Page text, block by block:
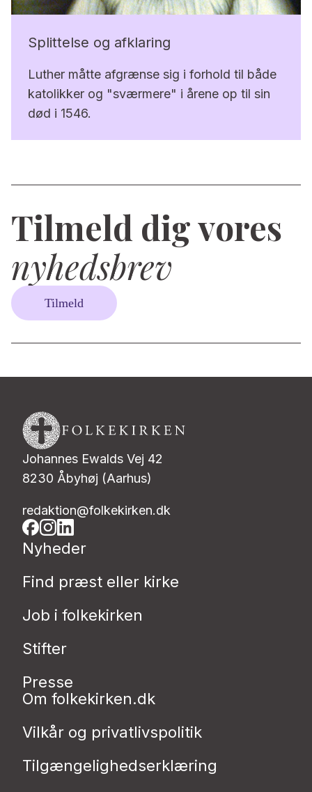
Splittelse og afklaring
Luther måtte afgrænse sig i forhold til både
katolikker og "sværmere" i årene op til sin
død i 1546.
Tilmeld dig vores
nyhedsbrev
Tilmeld
Johannes Ewalds Vej 42
8230 Åbyhøj (Aarhus)
redaktion@folkekirken.dk
Nyheder
Find præst eller kirke
Job i folkekirken
Stifter
Presse
Om folkekirken.dk
Vilkår og privatlivspolitik
Tilgængelighedserklæring